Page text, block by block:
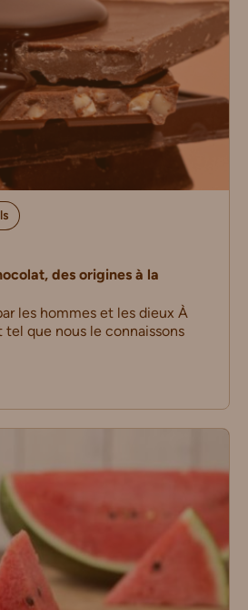
des origines à la
les hommes et les dieux À
tel que nous le connaissons